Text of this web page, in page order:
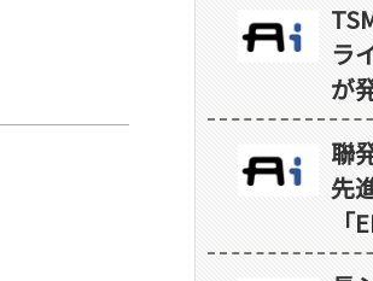
ラ
が
聯
先